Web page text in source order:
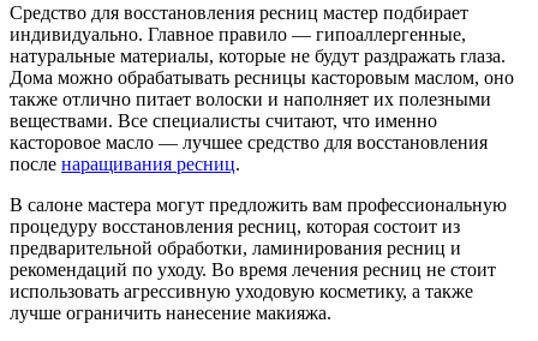
Средство для восстановления ресниц мастер подбирает
индивидуально. Главное правило — гипоаллергенные,
натуральные материалы, которые не будут раздражать глаза.
Дома можно обрабатывать ресницы касторовым маслом, оно
также отлично питает волоски и наполняет их полезными
веществами. Все специалисты считают, что именно
касторовое масло — лучшее средство для восстановления
после наращивания ресниц.
В салоне мастера могут предложить вам профессиональную
процедуру восстановления ресниц, которая состоит из
предварительной обработки, ламинирования ресниц и
рекомендаций по уходу. Во время лечения ресниц не стоит
использовать агрессивную уходовую косметику, а также
лучше ограничить нанесение макияжа.